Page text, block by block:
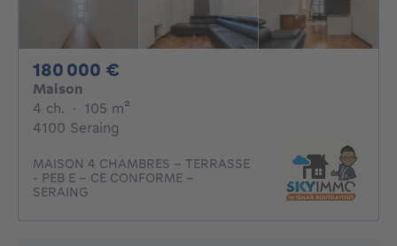
180 000 €
Maison
4 ch. 4 chambres
· 105 m²
4100 Seraing
MAISON 4 CHAMBRES - TERRASSE
- PEB E - CE CONFORME -
SERAING